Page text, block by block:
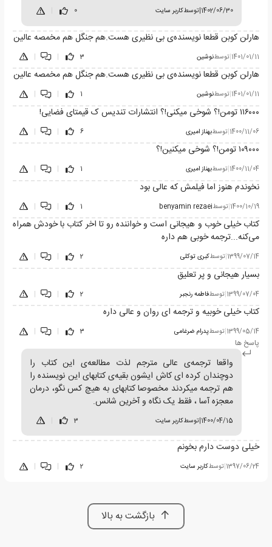
1402/06/30
|توسطکاربر سایت 0
هارلن کوبن قطعا نویسنده‌ی بی نظیری هست.هم جنگل هم مخمصه عالین
1401/01/11
|توسطنوشین 3
|
|
هارلن کوبن قطعا نویسنده‌ی بی نظیری هست.هم جنگل هم مخمصه عالین
1401/01/11
|توسطنوشین 1
|
|
۱۱۶۰۰۰ تومن!؟ شوخی میکنی!؟ انتشارات تندیس ک قیمتای فضایی!
1400/11/06
|توسطبهناز امیری 6
|
|
۱۰۹۰۰۰ تومن!؟ شوخی میکنین!؟
1400/11/04
|توسطبهناز امیری 1
|
|
نخوندم هنوز اما فیلمش که عالی بود
1400/10/19
|توسطbenyamin rezaei
1
|
|
کتاب خیلی خوب و هیجانی است و خواننده رو تا اخر کتاب با خودش همراه
می‌کنه...ترجمه خوبی هم داره
1399/07/14
|توسطکبری توکلی 2
|
|
بسیار هیجانی و پر تعلیق
1399/07/04
|توسطفاطمه رنجبر 2
|
|
کتاب خیلی خوبیه و ترجمه ای روان و عالی داره
1399/05/14
|توسطپدرام ضرغامی 3
|
|
پاسخ ها
واقعا ترجمه‌ی عالی مترجم لذت مطالعه‌ی این کتاب را
دوچندان کرده ای کاش ایشون بقیه‌ی کتابهای این نویسنده را
هم ترجمه میکردند مخصوصا کتابهای به هیچ کس نگو، درمان
معجزه آسا ، فقط یک نگاه و آخرین شانس.
1400/04/15
|توسطکاربر سایت 3
خیلی دوست دارم بخونم
1397/06/24
|توسطکاربر سایت 2
|
|
بازگشت به بالا